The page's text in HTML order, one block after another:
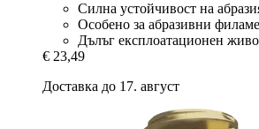
Силна устойчивост на
Особено за абразивни
Дълъг експлоатационен
€ 23,49
Доставка до 17. август